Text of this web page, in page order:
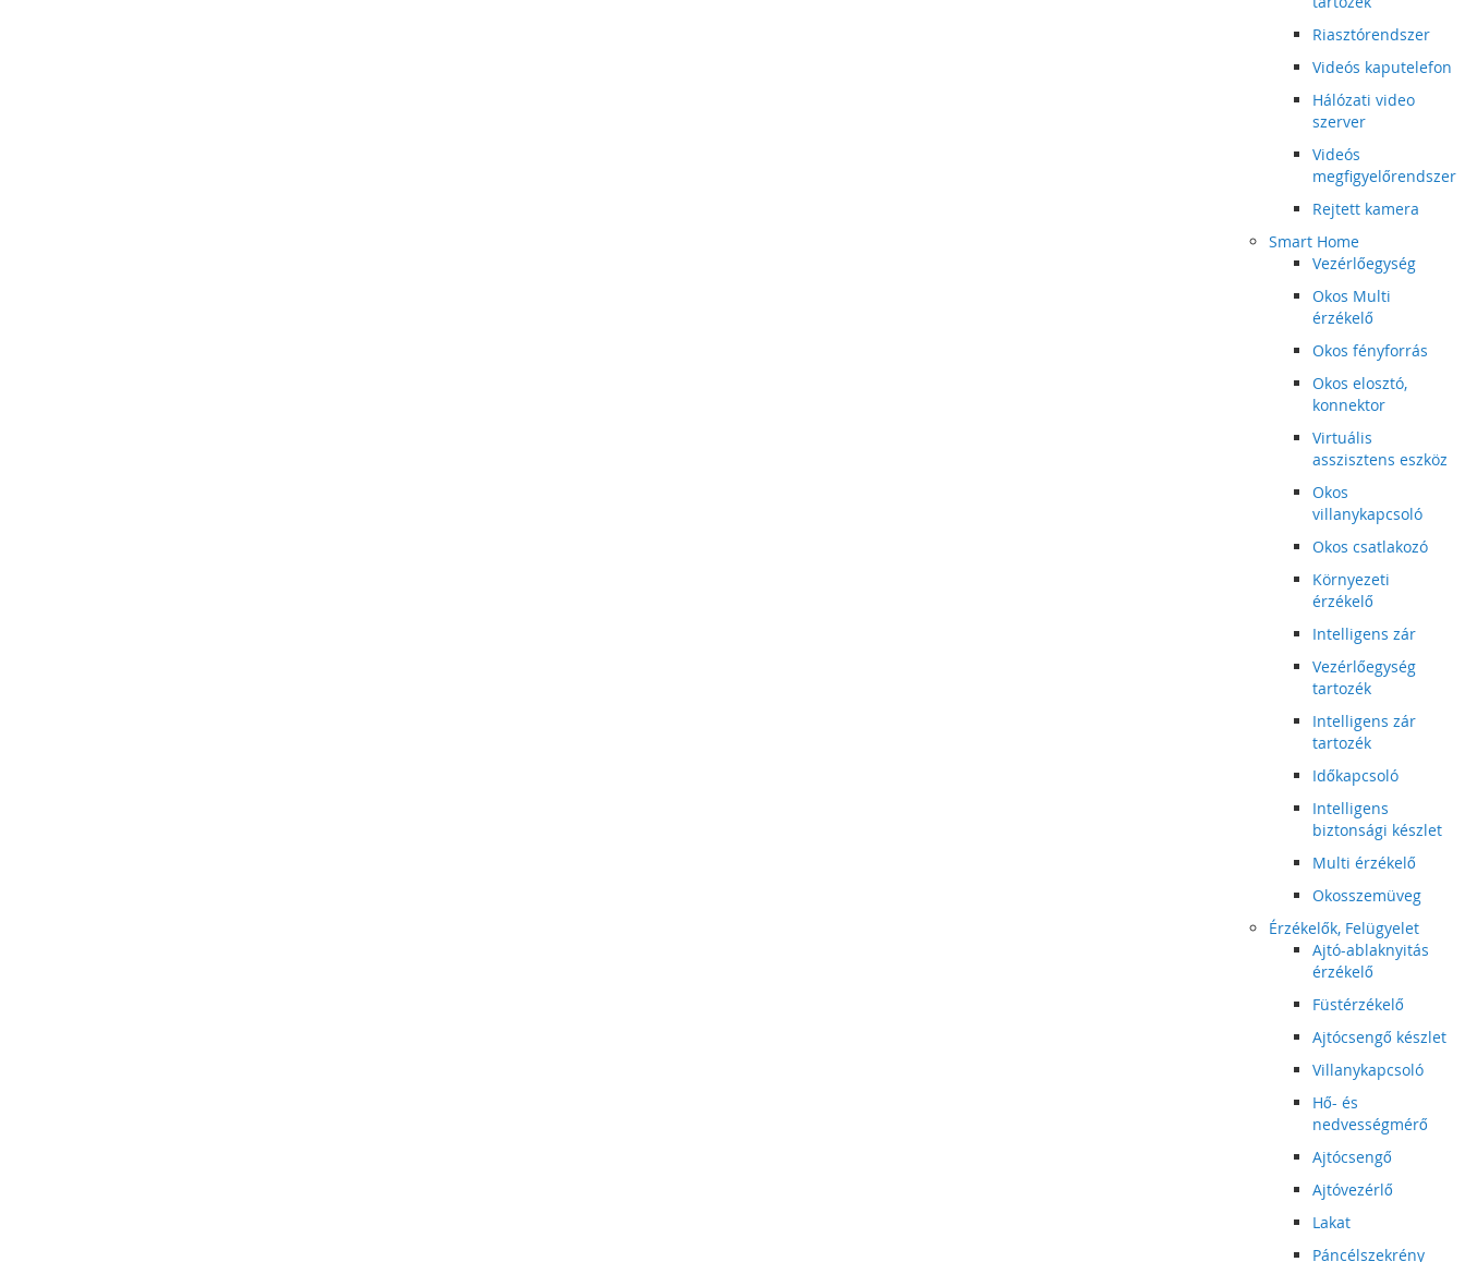
Riasztórendszer
Videós kaputelefon
Hálózati video
szerver
Videós
megfigyelőrendszer
Rejtett kamera
Smart Home
Vezérlőegység
Okos Multi
érzékelő
Okos fényforrás
Okos elosztó,
konnektor
Virtuális
asszisztens eszköz
Okos
villanykapcsoló
Okos csatlakozó
Környezeti
érzékelő
Intelligens zár
Vezérlőegység
tartozék
Intelligens zár
tartozék
Időkapcsoló
Intelligens
biztonsági készlet
Multi érzékelő
Okosszemüveg
Érzékelők, Felügyelet
Ajtó-ablaknyitás
érzékelő
Füstérzékelő
Ajtócsengő készlet
Villanykapcsoló
Hő- és
nedvességmérő
Ajtócsengő
Ajtóvezérlő
Lakat
Páncélszekrény